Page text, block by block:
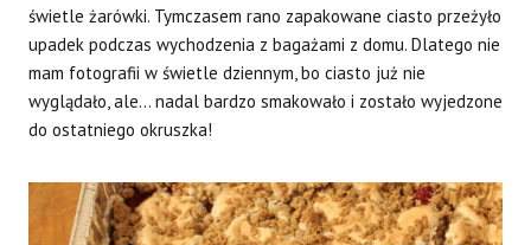
świetle żarówki. Tymczasem rano zapakowane ciasto przeżyło
upadek podczas wychodzenia z bagażami z domu. Dlatego nie
mam fotografii w świetle dziennym, bo ciasto już nie
wyglądało, ale… nadal bardzo smakowało i zostało wyjedzone
do ostatniego okruszka!